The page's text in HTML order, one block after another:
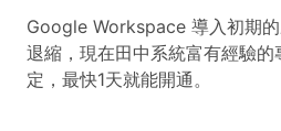
Google Workspace 導入初期
退縮，現在田中系統富有經驗
定，最快1天就能開通。